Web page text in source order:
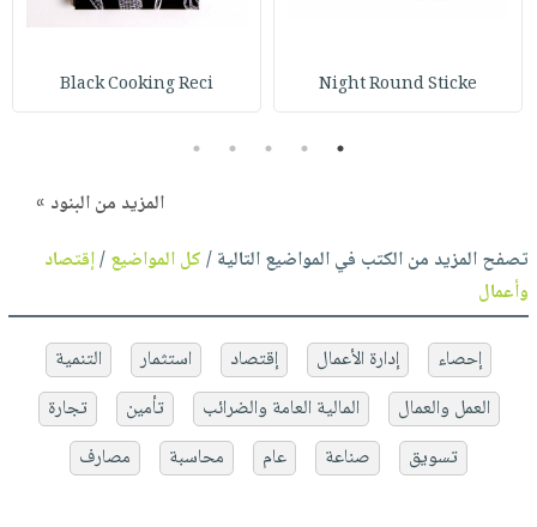
Night Round Sticke
Black Cooking Reci
1
2
3
4
5
المزيد من البنود »
تصفح المزيد من الكتب في المواضيع التالية /كل المواضيع/إقتصاد
وأعمال
إحصاء إدارة الأعمال إقتصاد استثمار
التنمية
العمل والعمال
المالية العامة والضرائب تأمين
تجارة
تسويق
صناعة عام محاسبة مصارف